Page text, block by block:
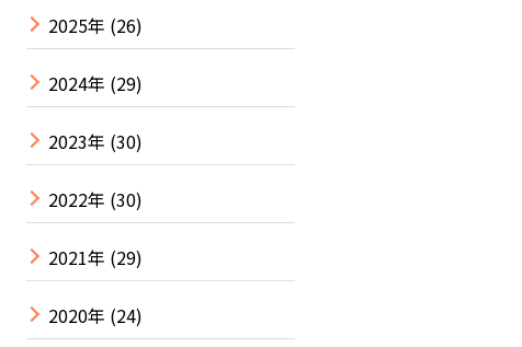
2025年 (26)
2024年 (29)
2023年 (30)
2022年 (30)
2021年 (29)
2020年 (24)